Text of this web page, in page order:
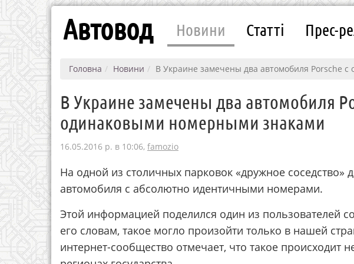
Автовод Новини Статті Прес-
Головна Новини В Украине замечены два автомобиля Porsche
В Украине замечены два автомобиля
одинаковыми номерными знаками
16.05.2016 р. в 10:06, famozio
На одной из столичных парковок «дружное соседство»
автомобиля с абсолютно идентичными номерами.
Этой информацией поделился один из пользователей
его словам, такое могло произойти только в нашей
интернет-сообщество отмечает, что такое происходит